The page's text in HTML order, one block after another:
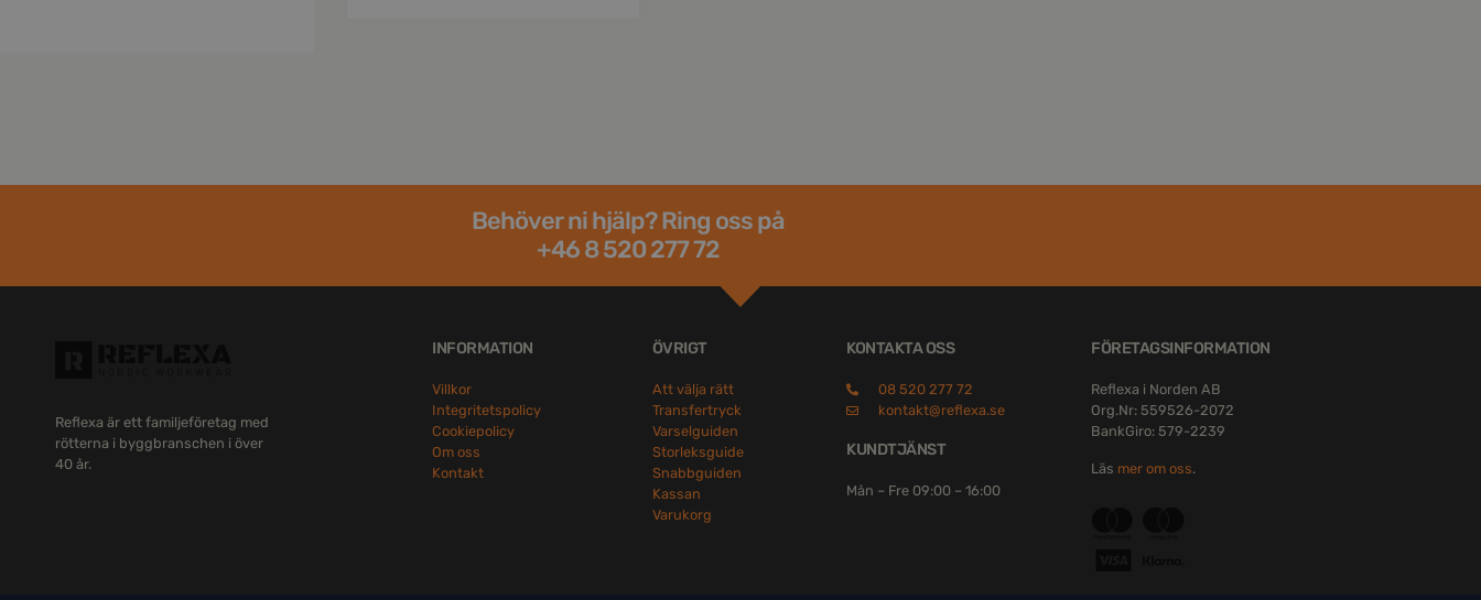
Behöver ni hjälp? Ring oss på
+46 8 520 277 72
Reflexa är ett familjeföretag med
rötterna i byggbranschen i över
40 år.
INFORMATION
Villkor
Integritetspolicy
Cookiepolicy
Om oss
Kontakt
ÖVRIGT
Att välja rätt
Transfertryck
Varselguiden
Storleksguide
Snabbguiden
Kassan
Varukorg
KONTAKTA OSS
08 520 277 72
kontakt@reflexa.se
KUNDTJÄNST
Mån – Fre 09:00 – 16:00
FÖRETAGSINFORMATION
Reflexa i Norden AB
Org.Nr: 559526-2072
BankGiro: 579-2239
Läs mer om oss.